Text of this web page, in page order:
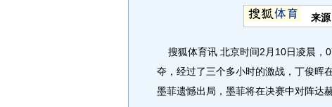
来
搜狐体育讯 北京时间2月10日凌晨，
夺，经过了三个多小时的激战，丁俊晖
墨菲遗憾出局，墨菲将在决赛中对阵达赫